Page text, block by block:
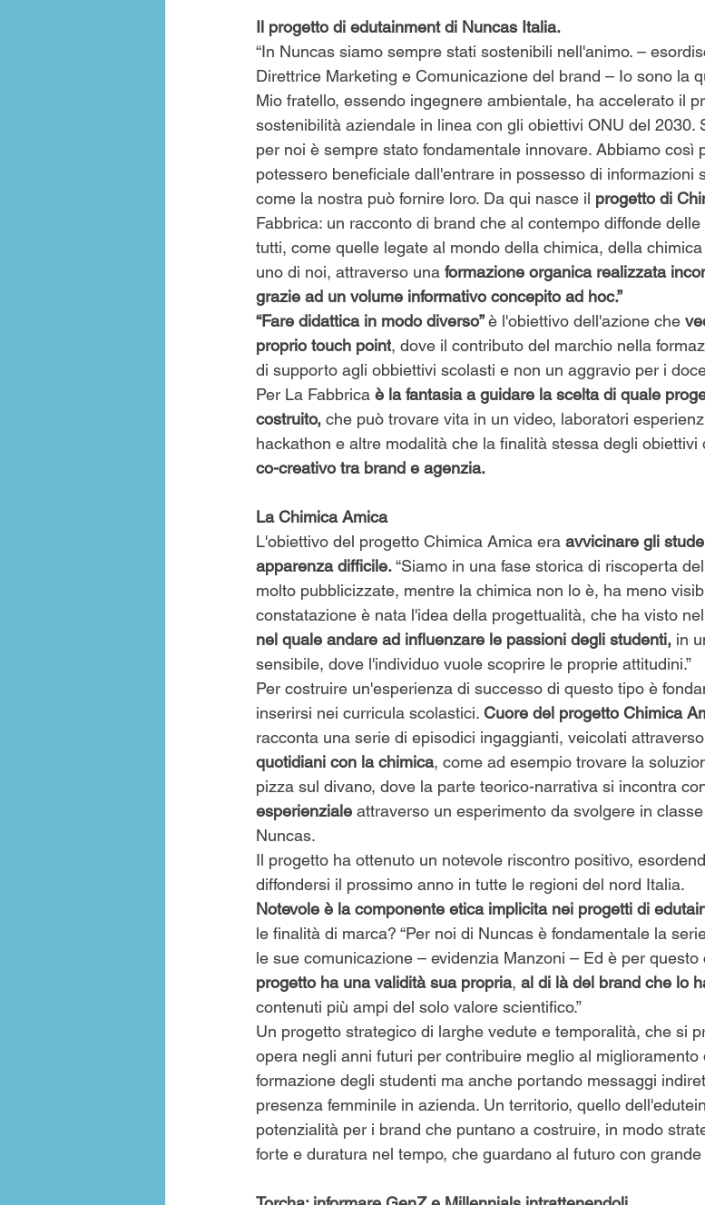
Il progetto di edutainment di Nuncas Italia.
“In Nuncas siamo sempre stati sostenibili nell'animo. –
Direttrice Marketing e Comunicazione del brand – Io sono la
Mio fratello, essendo ingegnere ambientale, ha accelerato il
sostenibilità aziendale in linea con gli obiettivi ONU del 2030.
per noi è sempre stato fondamentale innovare. Abbiamo così
potessero beneficiale dall'entrare in possesso di informazioni
come la nostra può fornire loro. Da qui nasce il progetto di
Fabbrica: un racconto di brand che al contempo diffonde
tutti, come quelle legate al mondo della chimica, della
uno di noi, attraverso una formazione organica realizzata
grazie ad un volume informativo concepito ad hoc.”
“Fare didattica in modo diverso” è l'obiettivo dell'azione che
proprio touch point, dove il contributo del marchio nella
di supporto agli obbiettivi scolasti e non un aggravio per i
Per La Fabbrica è la fantasia a guidare la scelta di quale
costruito, che può trovare vita in un video, laboratori
hackathon e altre modalità che la finalità stessa degli obiettivi
co-creativo tra brand e agenzia.
La Chimica Amica
L'obiettivo del progetto Chimica Amica era avvicinare gli
apparenza difficile. “Siamo in una fase storica di riscoperta
molto pubblicizzate, mentre la chimica non lo è, ha meno
constatazione è nata l'idea della progettualità, che ha visto
nel quale andare ad influenzare le passioni degli studenti, in
sensibile, dove l'individuo vuole scoprire le proprie attitudini.”
Per costruire un'esperienza di successo di questo tipo è
inserirsi nei curricula scolastici. Cuore del progetto Chimica
racconta una serie di episodici ingaggianti, veicolati
quotidiani con la chimica, come ad esempio trovare la
pizza sul divano, dove la parte teorico-narrativa si incontra
esperienziale attraverso un esperimento da svolgere in
Nuncas.
Il progetto ha ottenuto un notevole riscontro positivo,
diffondersi il prossimo anno in tutte le regioni del nord Italia.
Notevole è la componente etica implicita nei progetti di
le finalità di marca? “Per noi di Nuncas è fondamentale la
le sue comunicazione – evidenzia Manzoni – Ed è per questo
progetto ha una validità sua propria, al di là del brand che lo
contenuti più ampi del solo valore scientifico.”
Un progetto strategico di larghe vedute e temporalità, che si
opera negli anni futuri per contribuire meglio al
formazione degli studenti ma anche portando messaggi
presenza femminile in azienda. Un territorio, quello
potenzialità per i brand che puntano a costruire, in modo
forte e duratura nel tempo, che guardano al futuro con